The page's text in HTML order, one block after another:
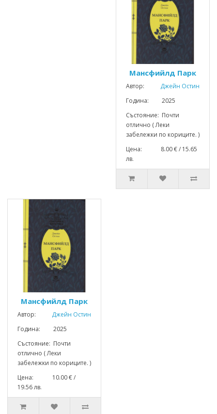
Мансфийлд Парк
Автор:
Джейн Остин
Година: 2025
Състояние: Почти
отлично ( Леки
забележки по кориците. )
Цена: 8.00 € / 15.65
лв.
Мансфийлд Парк
Автор:
Джейн Остин
Година: 2025
Състояние: Почти
отлично ( Леки
забележки по кориците. )
Цена: 10.00 € /
19.56 лв.